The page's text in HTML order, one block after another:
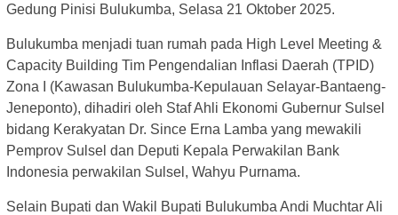
Gedung Pinisi Bulukumba, Selasa 21 Oktober 2025.
Bulukumba menjadi tuan rumah pada High Level Meeting &
Capacity Building Tim Pengendalian Inflasi Daerah (TPID)
Zona I (Kawasan Bulukumba-Kepulauan Selayar-Bantaeng-
Jeneponto), dihadiri oleh Staf Ahli Ekonomi Gubernur Sulsel
bidang Kerakyatan Dr. Since Erna Lamba yang mewakili
Pemprov Sulsel dan Deputi Kepala Perwakilan Bank
Indonesia perwakilan Sulsel, Wahyu Purnama.
Selain Bupati dan Wakil Bupati Bulukumba Andi Muchtar Ali